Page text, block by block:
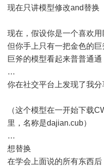
现在只讲模型修改and替换
现在，假设你是一个喜欢
但你手上只有一把金色的巨
巨斧的模型看起来普普通通
…
你在社交平台上发现了我分
（这个模型在一开始下载
里，名称是dajian.cub）
…
想替换
在学会上面说的所有东西后